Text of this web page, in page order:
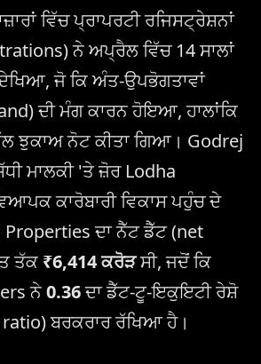
ਵਿੱਚ ਪ੍ਰਾਪਰਟੀ ਰਜਿਸਟ੍ਰੇਸ਼ਨਾਂ
ਨੇ ਅਪ੍ਰੈਲ ਵਿੱਚ 14 ਸਾਲਾਂ
ਜੋ ਕਿ ਅੰਤ-ਉਪਭੋਗਤਾਵਾਂ
ਦੀ ਮੰਗ ਕਾਰਨ ਹੋਇਆ, ਹਾਲਾਂਕਿ
ਝੁਕਾਅ ਨੋਟ ਕੀਤਾ ਗਿਆ। Godrej
ਮਾਲਕੀ 'ਤੇ ਜ਼ੋਰ Lodha
ਕਾਰੋਬਾਰੀ ਵਿਕਾਸ ਪਹੁੰਚ ਦੇ
ਦਾ ਨੈੱਟ ਡੈੱਟ (net
ਤੱਕ ₹6,414 ਕਰੋੜਸੀ, ਜਦੋਂ ਕਿ
ਨੇ0.36ਦਾ ਡੈੱਟ-ਟੂ-ਇਕੁਇਟੀ ਰੇਸ਼ੋ
ਬਰਕਰਾਰ ਰੱਖਿਆ ਹੈ।